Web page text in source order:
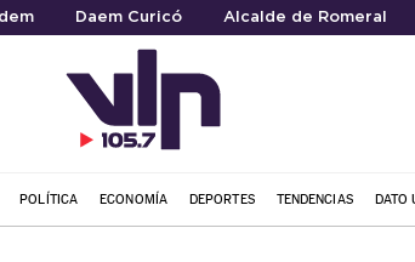
Daem Curicó Alcalde de Romeral
POLÍTICA ECONOMÍA DEPORTES TENDENCIAS DATO